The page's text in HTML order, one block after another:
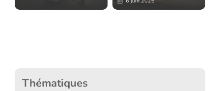
Thématiques